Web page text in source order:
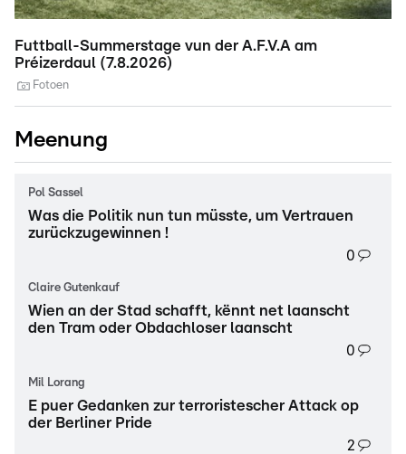
Futtball-Summerstage vun der A.F.V.A am
Préizerdaul (7.8.2026)
Fotoen
Meenung
Pol Sassel
Was die Politik nun tun müsste, um Vertrauen
zurückzugewinnen !
0
Claire Gutenkauf
Wien an der Stad schafft, kënnt net laanscht
den Tram oder Obdachloser laanscht
0
Mil Lorang
E puer Gedanken zur terroristescher Attack op
der Berliner Pride
2